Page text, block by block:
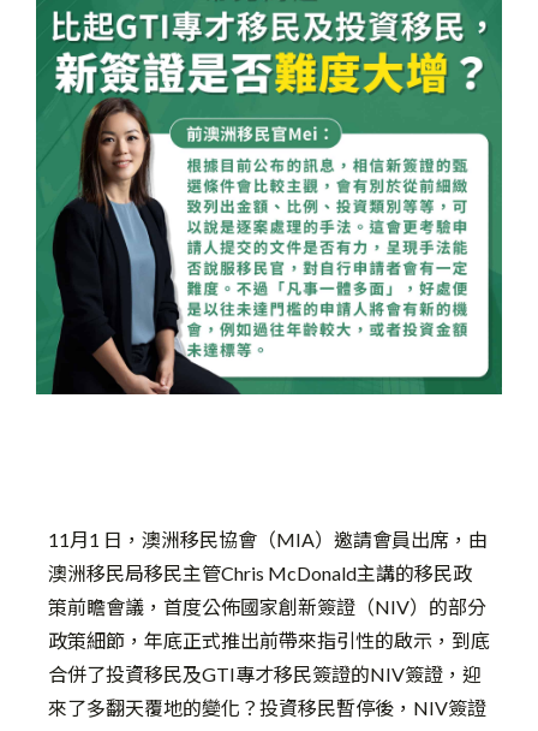
11月1 日，澳洲移民協會（MIA）邀請會員出席，由
澳洲移民局移民主管Chris McDonald主講的移民政
策前瞻會議，首度公佈國家創新簽證（NIV）的部分
政策細節，年底正式推出前帶來指引性的啟示，到底
合併了投資移民及GTI專才移民簽證的NIV簽證，迎
來了多翻天覆地的變化？投資移民暫停後，NIV簽證